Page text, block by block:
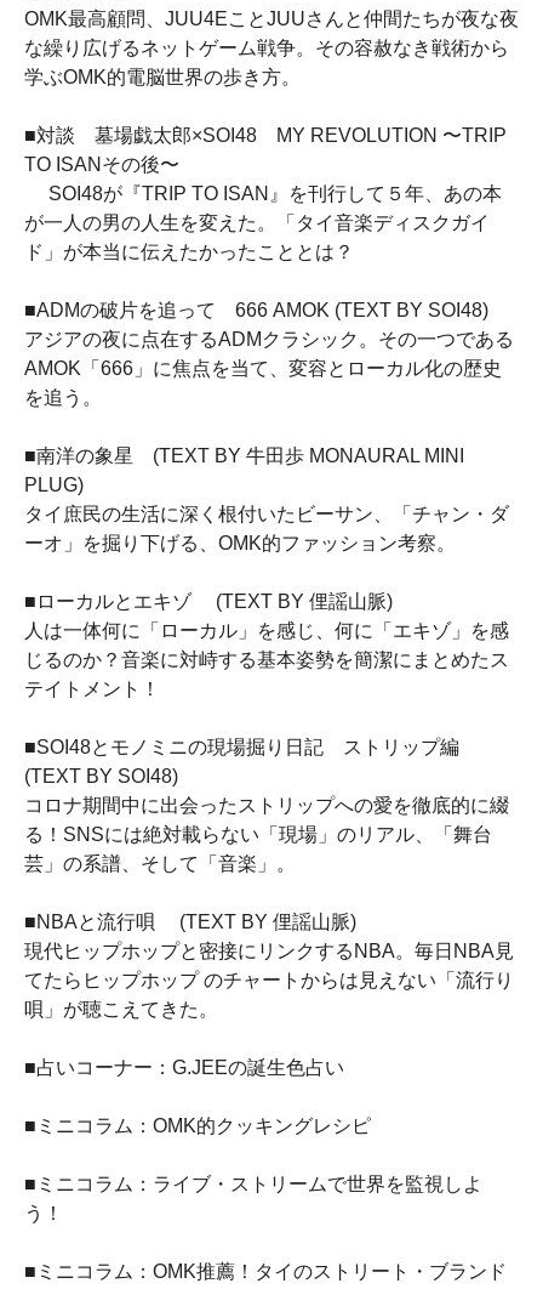
OMK最高顧問、JUU4EことJUUさんと仲間たちが夜な夜
な繰り広げるネットゲーム戦争。その容赦なき戦術から
学ぶOMK的電脳世界の歩き方。
■対談 墓場戯太郎×SOI48 MY REVOLUTION 〜TRIP
TO ISANその後〜
SOI48が『TRIP TO ISAN』を刊行して５年、あの本
が一人の男の人生を変えた。「タイ音楽ディスクガイ
ド」が本当に伝えたかったこととは？
■ADMの破片を追って 666 AMOK (TEXT BY SOI48)
アジアの夜に点在するADMクラシック。その一つである
AMOK「666」に焦点を当て、変容とローカル化の歴史
を追う。
■南洋の象星 (TEXT BY 牛田歩 MONAURAL MINI
PLUG)
タイ庶民の生活に深く根付いたビーサン、「チャン・ダ
ーオ」を掘り下げる、OMK的ファッション考察。
■ローカルとエキゾ (TEXT BY 俚謡山脈)
人は一体何に「ローカル」を感じ、何に「エキゾ」を感
じるのか？音楽に対峙する基本姿勢を簡潔にまとめたス
テイトメント！
■SOI48とモノミニの現場掘り日記 ストリップ編
(TEXT BY SOI48)
コロナ期間中に出会ったストリップへの愛を徹底的に綴
る！SNSには絶対載らない「現場」のリアル、「舞台
芸」の系譜、そして「音楽」。
■NBAと流行唄 (TEXT BY 俚謡山脈)
現代ヒップホップと密接にリンクするNBA。毎日NBA見
てたらヒップホップ のチャートからは見えない「流行り
唄」が聴こえてきた。
■占いコーナー：G.JEEの誕生色占い
■ミニコラム：OMK的クッキングレシピ
■ミニコラム：ライブ・ストリームで世界を監視しよ
う！
■ミニコラム：OMK推薦！タイのストリート・ブランド